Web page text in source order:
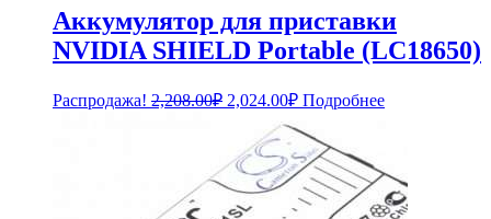
Аккумулятор для приставки
NVIDIA SHIELD Portable (LC18650)
Распродажа! 2,208.00₽ Первоначальная
составляла
2,208.00₽.
2,024.00₽Текущая
цена:
2,024.00₽.
Подробнее